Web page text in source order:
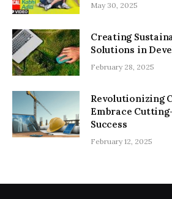
May 30, 2025
Creating
Solutions in
February 28, 2025
Revolutionizing
Embrace
Success
February 12, 2025